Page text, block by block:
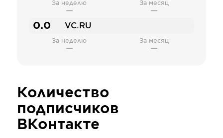
За неделю
—
За месяц
—
0.0 VC.RU
За неделю
—
За месяц
—
Количество
подписчиков
ВКонтакте